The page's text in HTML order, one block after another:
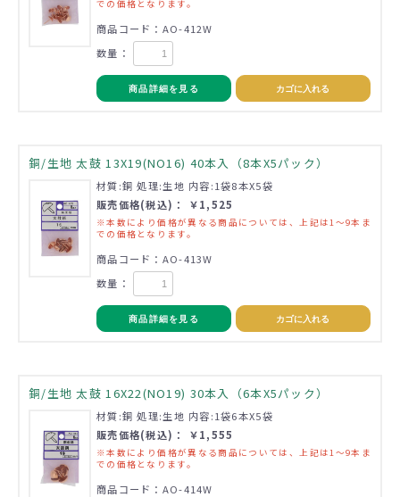
での価格となります。
商品コード：AO-412W
数量：
商品詳細を見る カゴに入れる
銅/生地 太鼓 13X19(NO16) 40本入（8本X5パック）
材質:銅 処理:生地 内容:1袋8本X5袋
販売価格(税込)： ￥1,525
※本数により価格が異なる商品については、上記は1～9本ま
での価格となります。
商品コード：AO-413W
数量：
商品詳細を見る カゴに入れる
銅/生地 太鼓 16X22(NO19) 30本入（6本X5パック）
材質:銅 処理:生地 内容:1袋6本X5袋
販売価格(税込)： ￥1,555
※本数により価格が異なる商品については、上記は1～9本ま
での価格となります。
商品コード：AO-414W